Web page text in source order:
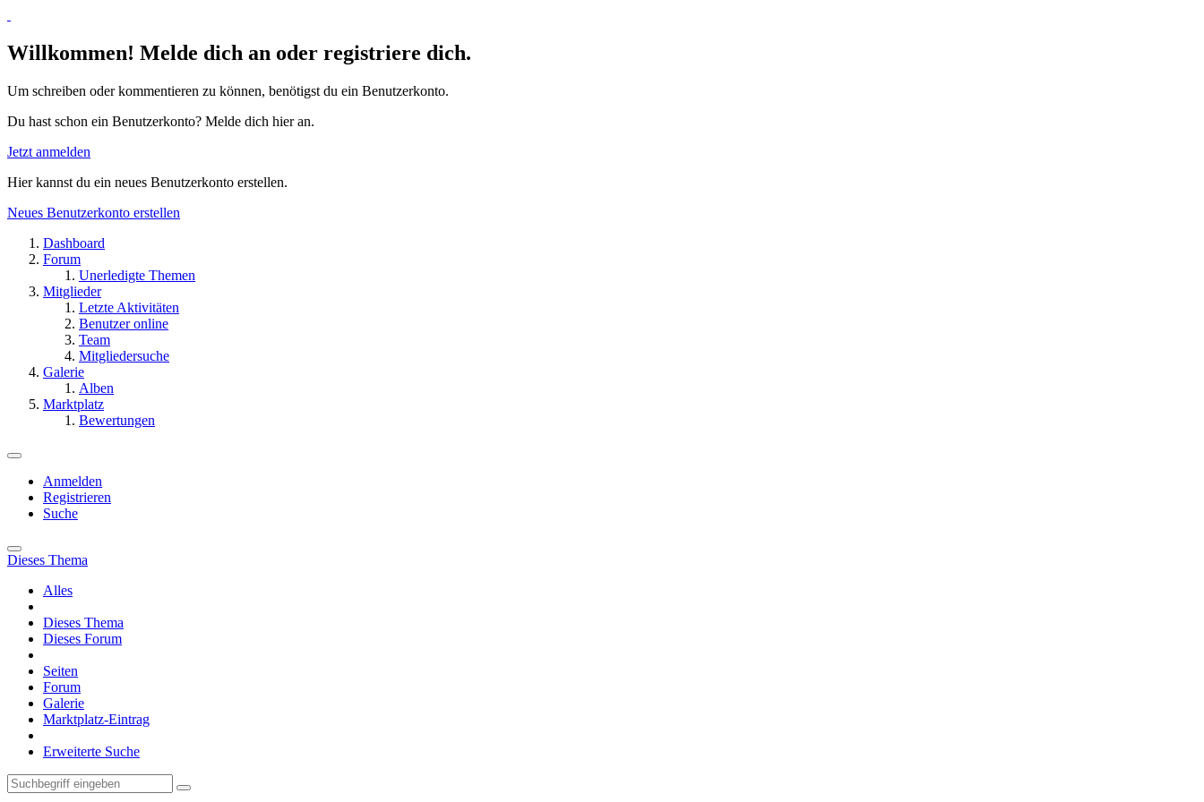
Willkommen! Melde dich an oder registriere dich.
Um schreiben oder kommentieren zu können, benötigst du ein Benutzerkonto.
Du hast schon ein Benutzerkonto? Melde dich hier an.
Jetzt anmelden
Hier kannst du ein neues Benutzerkonto erstellen.
Neues Benutzerkonto erstellen
Dashboard
Forum
Unerledigte Themen
Mitglieder
Letzte Aktivitäten
Benutzer online
Team
Mitgliedersuche
Galerie
Alben
Marktplatz
Bewertungen
Anmelden
Registrieren
Suche
Dieses Thema
Alles
Dieses Thema
Dieses Forum
Seiten
Forum
Galerie
Marktplatz-Eintrag
Erweiterte Suche